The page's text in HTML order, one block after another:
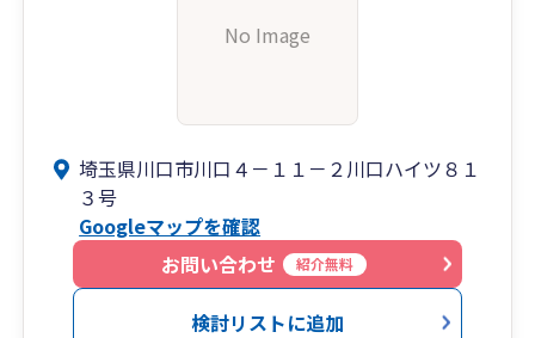
No Image
埼玉県川口市川口４－１１－２川口ハイツ８１
３号
Googleマップを確認
お問い合わせ
紹介無料
検討リストに追加